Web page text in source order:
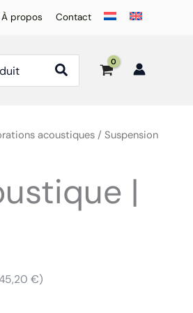
À propos Contact
acoustiques/ Suspension
|
€)